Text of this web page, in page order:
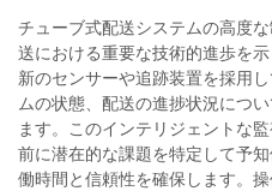
チューブ式配送システムの高度
送における重要な技術的進歩を
新のセンサーや追跡装置を採用
ムの状態、配送の進捗状況につ
ます。このインテリジェントな
前に潜在的な課題を特定して予
働時間と信頼性を確保します。